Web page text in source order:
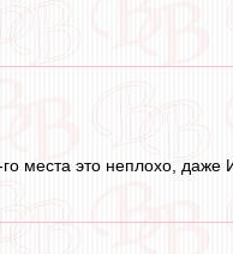
места это неплохо,